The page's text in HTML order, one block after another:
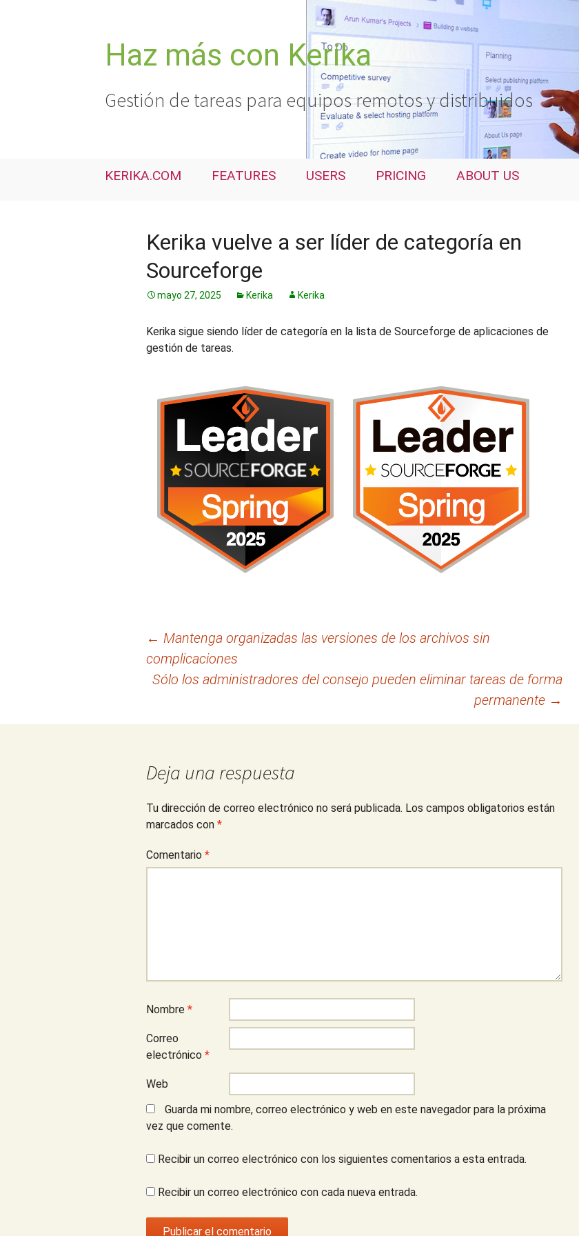
Haz más con Kerika
Gestión de tareas para equipos remotos y distribuidos
KERIKA.COM FEATURES USERS PRICING ABOUT US
Kerika vuelve a ser líder de categoría en
Sourceforge
mayo 27, 2025 Kerika Kerika
Kerika sigue siendo líder de categoría en la lista de Sourceforge de aplicaciones de
gestión de tareas.
← Mantenga organizadas las versiones de los archivos sin
complicaciones
Sólo los administradores del consejo pueden eliminar tareas de forma
permanente →
Deja una respuesta
Tu dirección de correo electrónico no será publicada. Los campos obligatorios están
marcados con *
Comentario *
Nombre *
Correo
electrónico *
Web
Guarda mi nombre, correo electrónico y web en este navegador para la próxima
vez que comente.
Recibir un correo electrónico con los siguientes comentarios a esta entrada.
Recibir un correo electrónico con cada nueva entrada.